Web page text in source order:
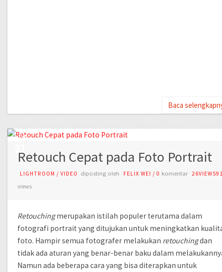
Baca
OCT
Retouch Cepat pada Foto Portrait
LIGHTROOM / VIDEO diposting oleh FELIX WEI / 0 komentar
views
Retouchingmerupakan istilah populer terutama dalam
fotografi portrait yang ditujukan untuk meningkatkan
foto. Hampir semua fotografer melakukan retouchingdan
tidak ada aturan yang benar-benar baku dalam
Namun ada beberapa cara yang bisa diterapkan untuk